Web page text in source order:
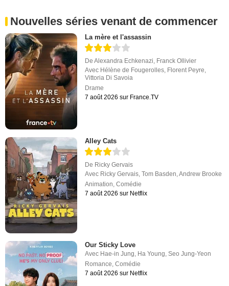
Nouvelles séries venant de commencer
La mère et l'assassin
DeAlexandra Echkenazi Franck Ollivier
Avec Hélène de Fougerolles Florent Peyre
Vittoria Di Savoia
Drame
7 août 2026 sur France.TV
Alley Cats
De Ricky Gervais
Avec Ricky Gervais,Tom Basden,Andrew Brooke
Animation,Comédie
7 août 2026 sur Netflix
Our Sticky Love
Avec Hae-in Jung, Ha Young,Seo Jung-Yeon
Romance,Comédie
7 août 2026 sur Netflix